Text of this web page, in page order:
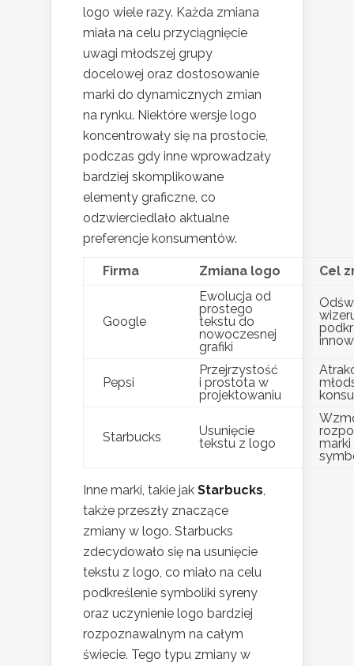
logo wiele razy. Każda zmiana
miała na celu przyciągnięcie
uwagi młodszej grupy
docelowej oraz dostosowanie
marki do dynamicznych zmian
na rynku. Niektóre wersje logo
koncentrowały się na prostocie,
podczas gdy inne wprowadzały
bardziej skomplikowane
elementy graficzne, co
odzwierciedlało aktualne
preferencje konsumentów.
Firma Zmiana logo Cel
Google
Ewolucja od
prostego
tekstu do
nowoczesnej
grafiki
Pepsi
Przejrzystość
i prostota w
projektowaniu
Starbucks
Usunięcie
tekstu z logo
marki
Inne marki, takie jak Starbucks
także przeszły znaczące
zmiany w logo. Starbucks
zdecydowało się na usunięcie
tekstu z logo, co miało na celu
podkreślenie symboliki syreny
oraz uczynienie logo bardziej
rozpoznawalnym na całym
świecie. Tego typu zmiany w